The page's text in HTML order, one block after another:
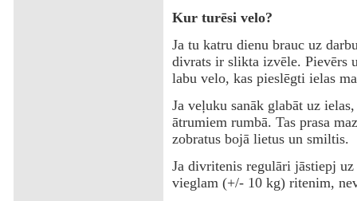
Kur turēsi velo?
‌Ja tu katru dienu brauc uz
divrats ir slikta izvēle. Pievērs
labu velo, kas pieslēgti ielas
‌Ja veļuku sanāk glabāt uz
ātrumiem rumbā. Tas prasa
zobratus bojā lietus un smiltis.
‌Ja divritenis regulāri jāstiepj
vieglam (+/- 10 kg) ritenim,